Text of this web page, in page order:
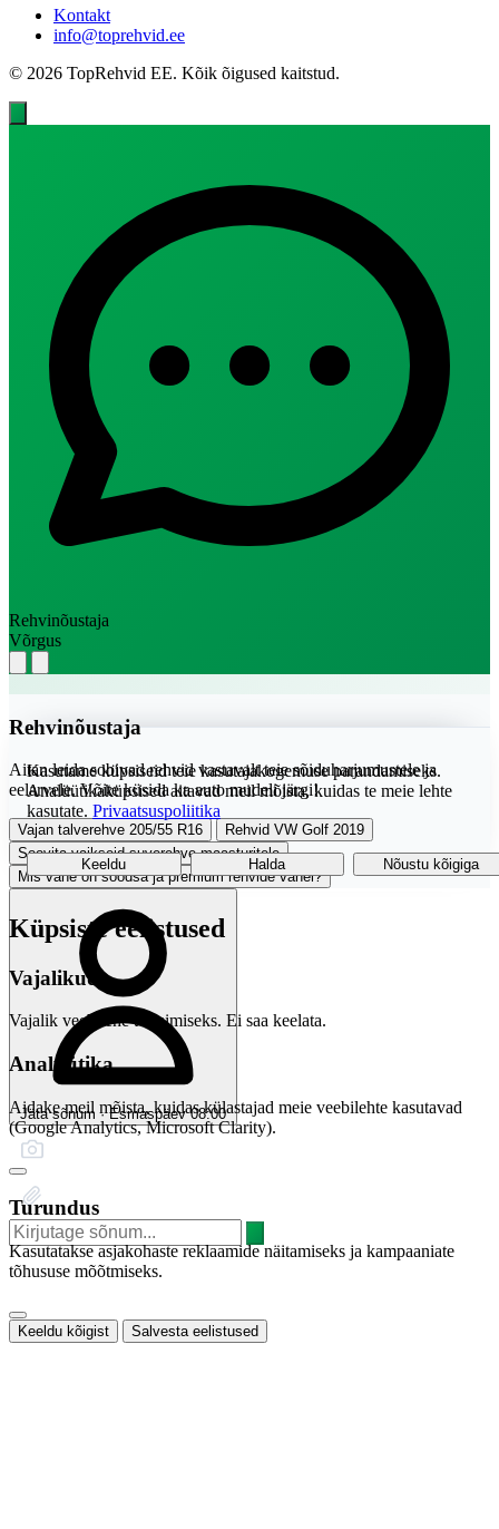
Kontakt
info@toprehvid.ee
© 2026 TopRehvid EE. Kõik õigused kaitstud.
Rehvinõustaja
Võrgus
Rehvinõustaja
Aitan leida sobivad rehvid vastavalt teie sõiduharjumustele ja
eelarvele. Võite küsida ka auto mudeli järgi!
Vajan talverehve 205/55 R16
Rehvid VW Golf 2019
Soovita vaikseid suverehve maasturitele
Mis vahe on soodsa ja premium rehvide vahel?
Jäta sõnum · Esmaspäev 08:00
Kasutame küpsiseid teie kasutajakogemuse parandamiseks.
Analüütikaküpsised aitavad meil mõista, kuidas te meie lehte
kasutate. Privaatsuspoliitika
Keeldu Halda Nõustu kõigiga
Küpsiste eelistused
Vajalikud
Vajalik veebilehe toimimiseks. Ei saa keelata.
Analüütika
Aidake meil mõista, kuidas külastajad meie veebilehte kasutavad
(Google Analytics, Microsoft Clarity).
Turundus
Kasutatakse asjakohaste reklaamide näitamiseks ja kampaaniate
tõhususe mõõtmiseks.
Keeldu kõigist Salvesta eelistused